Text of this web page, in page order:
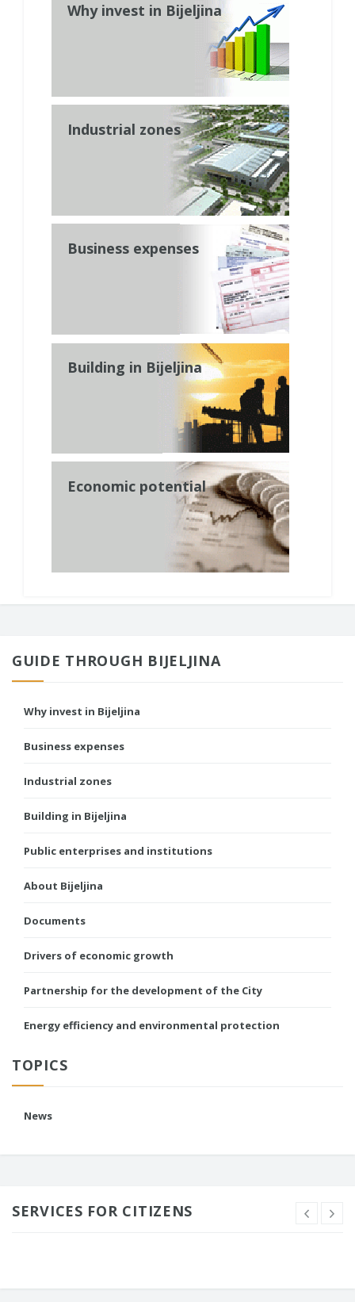
Why invest in Bijeljina
Industrial zones
Business expenses
Building in Bijeljina
Economic potential
GUIDE THROUGH BIJELJINA
Why invest in Bijeljina
Business expenses
Industrial zones
Building in Bijeljina
Public enterprises and institutions
About Bijeljina
Documents
Drivers of economic growth
Partnership for the development of the City
Energy efficiency and environmental protection
TOPICS
News
SERVICES FOR CITIZENS